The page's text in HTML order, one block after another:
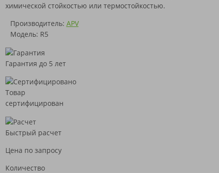
химической стойкостью или термостойкостью.
Производитель: APV
Модель: R5
Гарантия до 5 лет
Товар
сертифицирован
Быстрый расчет
Цена по запросу
Количество